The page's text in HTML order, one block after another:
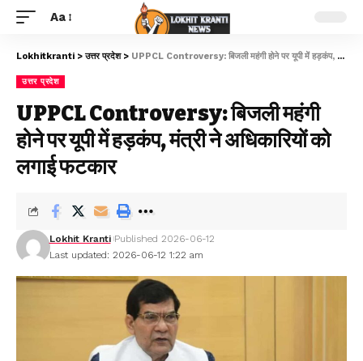
Aa
Lokhitkranti >उत्तर प्रदेश> UPPCL Controversy: बिजली महंगी होने पर यूपी में हड़कंप, मंत्री ने अधिकारियों को लगाई फटकार
उत्तर प्रदेश
UPPCL Controversy: बिजली महंगी
होने पर यूपी में हड़कंप, मंत्री ने अधिकारियों को
लगाई फटकार
Last updated: 2026-06-12 1:22 am
Lokhit Kranti Published 2026-06-12